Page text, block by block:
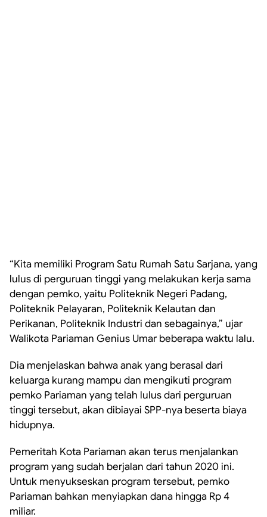
“Kita memiliki Program Satu Rumah Satu Sarjana, yang
lulus di perguruan tinggi yang melakukan kerja sama
dengan pemko, yaitu Politeknik Negeri Padang,
Politeknik Pelayaran, Politeknik Kelautan dan
Perikanan, Politeknik Industri dan sebagainya,” ujar
Walikota Pariaman Genius Umar beberapa waktu lalu.
Dia menjelaskan bahwa anak yang berasal dari
keluarga kurang mampu dan mengikuti program
pemko Pariaman yang telah lulus dari perguruan
tinggi tersebut, akan dibiayai SPP-nya beserta biaya
hidupnya.
Pemeritah Kota Pariaman akan terus menjalankan
program yang sudah berjalan dari tahun 2020 ini.
Untuk menyukseskan program tersebut, pemko
Pariaman bahkan menyiapkan dana hingga Rp 4
miliar.